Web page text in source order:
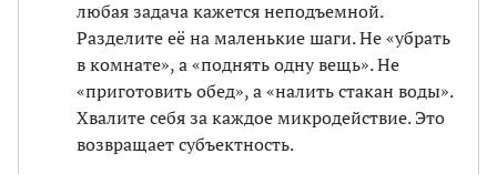
любая задача кажется неподъемной.
Разделите её на маленькие шаги. Не «убрать
в комнате», а «поднять одну вещь». Не
«приготовить обед», а «налить стакан воды».
Хвалите себя за каждое микродействие. Это
возвращает субъектность.